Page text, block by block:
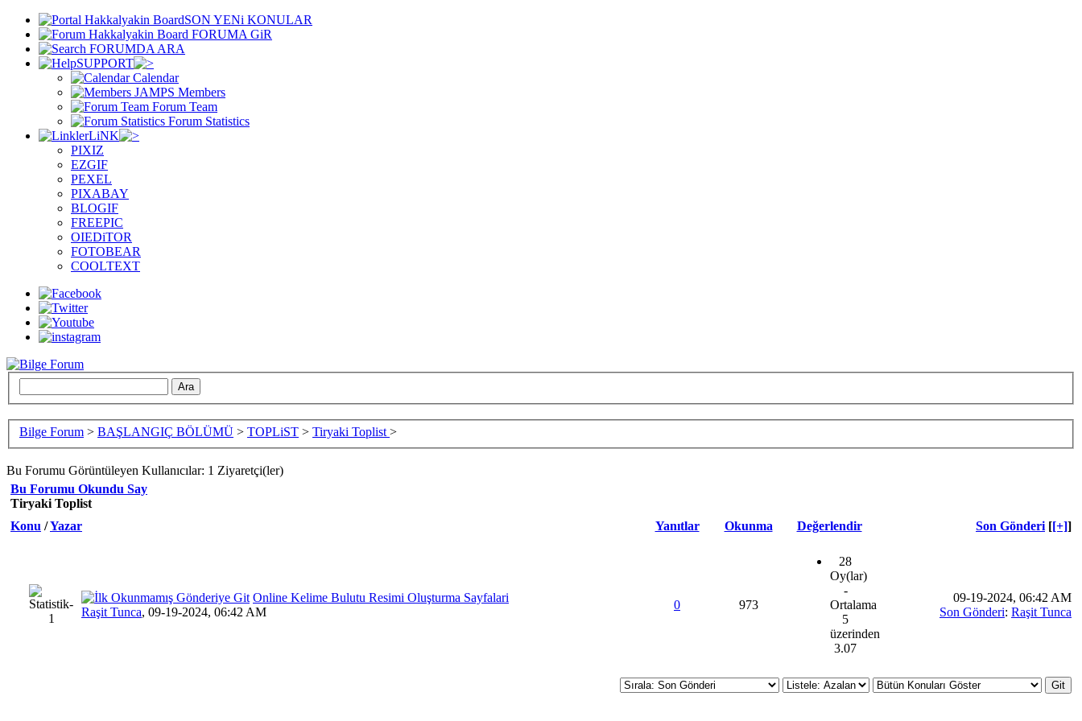
SON YENi KONULAR
FORUMA GiR
FORUMDA ARA
SUPPORT
Calendar
Members
Forum Team
Forum Statistics
LiNK
PIXIZ
EZGIF
PEXEL
PIXABAY
BLOGIF
FREEPIC
OIEDiTOR
FOTOBEAR
COOLTEXT
Bilge Forum > BAŞLANGIÇ BÖLÜMÜ > TOPLiST > Tiryaki Toplist >
Bu Forumu Görüntüleyen Kullanıcılar: 1 Ziyaretçi(ler)
Bu Forumu Okundu Say
Tiryaki Toplist
Konu /Yazar Yanıtlar Okunma Değerlendir Son Gönderi [[+]]
Online Kelime Bulutu Resimi Oluşturma Sayfalari
Raşit Tunca, 09-19-2024, 06:42 AM
0 973
28
Oy(lar)
-
Ortalama
5
üzerinden
3.07
09-19-2024, 06:42 AM
Son Gönderi: Raşit Tunca